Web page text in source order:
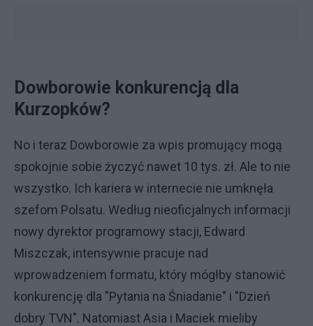
Dowborowie konkurencją dla
Kurzopków?
No i teraz Dowborowie za wpis promujący mogą
spokojnie sobie życzyć nawet 10 tys. zł. Ale to nie
wszystko. Ich kariera w internecie nie umknęła
szefom Polsatu. Według nieoficjalnych informacji
nowy dyrektor programowy stacji, Edward
Miszczak, intensywnie pracuje nad
wprowadzeniem formatu, który mógłby stanowić
konkurencję dla "Pytania na Śniadanie" i "Dzień
dobry TVN". Natomiast Asia i Maciek mieliby